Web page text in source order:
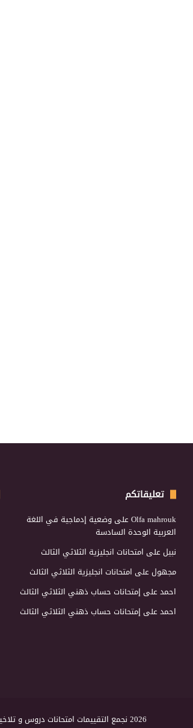
تعليقاتكم
Olfa mahroukعلىوضعية إدماجية في اللغة
العربية الوحدة السادسة
نبيلعلى امتحانات انجليزية الثلاثي الثالث
مجهولعلى امتحانات انجليزية الثلاثي الثالث
احمدعلى إمتحانات حساب ذهني الثلاثي الثالث
احمدعلى إمتحانات حساب ذهني الثلاثي الثالث
2026 نجمع التقييمات امتحانات دروس و تلاخيص لكل المستويات |